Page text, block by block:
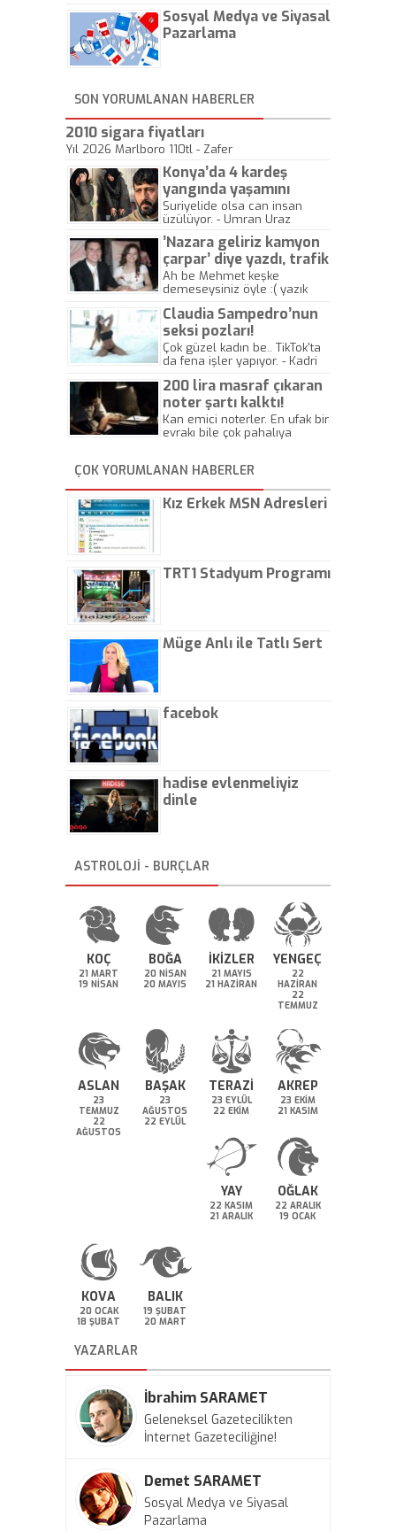
gösterisinin bu yarışmada
önemli olmadığını anlamıştır.
Sosyal Medya ve Siyasal
Pazarlama
SON YORUMLANAN HABERLER
2010 sigara fiyatları
Yıl 2026 Marlboro 110tl - Zafer
Konya’da 4 kardeş
yangında yaşamını
yitirdi
Suriyelide olsa can insan
üzülüyor. - Umran Uraz
’Nazara geliriz kamyon
çarpar’ diye yazdı, trafik
kazasında öldü!
Ah be Mehmet keşke
demeseysiniz öyle :( yazık
Claudia Sampedro’nun
seksi pozları!
Çok güzel kadın be.. TikTok'ta
da fena işler yapıyor. - Kadri
200 lira masraf çıkaran
noter şartı kalktı!
Kan emici noterler. En ufak bir
evrakı bile çok pahalıya
kaptırıyorsunuz. - Kayhan
Gezenti
ÇOK YORUMLANAN HABERLER
Kız Erkek MSN Adresleri
TRT1 Stadyum Programı
Müge Anlı ile Tatlı Sert
facebok
hadise evlenmeliyiz
dinle
ASTROLOJİ - BURÇLAR
KOÇ
21 MART
19 NİSAN
BOĞA
20 NİSAN
20 MAYIS
İKİZLER
21 MAYIS
21 HAZİRAN
YENGEÇ
22
HAZİRAN
22
TEMMUZ
ASLAN
23
TEMMUZ
22
AĞUSTOS
BAŞAK
23
AĞUSTOS
22 EYLÜL
TERAZİ
23 EYLÜL
22 EKİM
AKREP
23 EKİM
21 KASIM
YAY
22 KASIM
21 ARALIK
OĞLAK
22 ARALIK
19 OCAK
KOVA
20 OCAK
18 ŞUBAT
BALIK
19 ŞUBAT
20 MART
YAZARLAR
İbrahim SARAMET
Geleneksel Gazetecilikten
İnternet Gazeteciliğine!
Demet SARAMET
Sosyal Medya ve Siyasal
Pazarlama